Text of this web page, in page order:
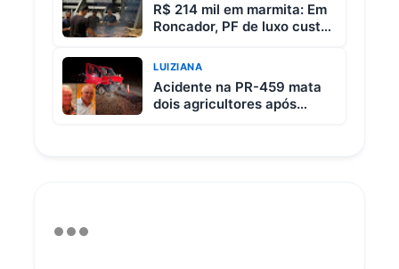
R$ 214 mil em marmita: Em
Roncador, PF de luxo custa
LUIZIANA
Acidente na PR-459 mata
dois agricultores após